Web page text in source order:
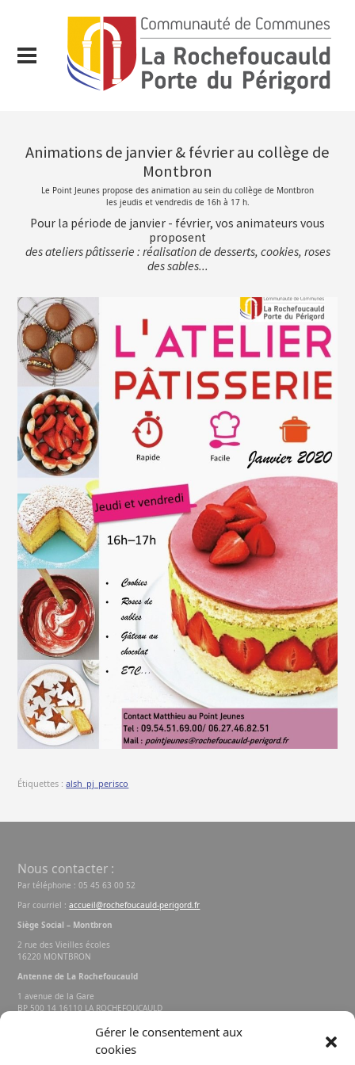
Gérer le consentement aux
cookies
Animations de janvier & février au collège de
Montbron
Le Point Jeunes propose des animation au sein du collège de Montbron
les jeudis et vendredis de 16h à 17 h.
Pour la période de janvier - février, vos animateurs vous
proposent
des ateliers pâtisserie : réalisation de desserts, cookies, roses
des sables...
Étiquettes :alsh_pj_perisco
Nous contacter :
Par téléphone : 05 45 63 00 52
Par courriel :accueil@rochefoucauld-perigord.fr
Siège Social – Montbron
2 rue des Vieilles écoles
16220 MONTBRON
Antenne de La Rochefoucauld
1 avenue de la Gare
BP 500 14 16110 LA ROCHEFOUCAULD